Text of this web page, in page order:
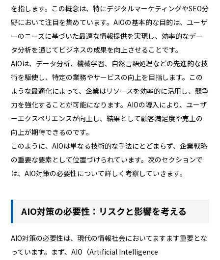
を指します。この概念は、特にデジタルマーケティングやSEO分
野において注目を集めています。AIOの基本的な目的は、ユーザ
ーのニーズに基づいた最適な情報提供を実現し、効率的なデー
タ分析を通じてビジネスの成果を向上させることです。
AIOは、データ分析、機械学習、自然言語処理などの先進的な技
術を駆使し、特定の業務やサービスの向上を目指します。この
ような最適化によって、企業はリソースを効率的に活用し、競争
力を強化することが可能になります。AIOの導入により、ユーザ
ーエクスペリエンスが向上し、結果として顧客満足度や売上の
向上が期待できるのです。
このように、AIOは単なる技術的な手法にとどまらず、企業戦略
の重要な要素として位置づけられています。次のセクションで
は、AIO対策の必要性について詳しく考察していきます。
AIO対策の必要性：リスクと影響を考える
AIO対策の必要性は、現代の情報社会においてますます重要とな
っています。まず、AIO（Artificial Intelligence